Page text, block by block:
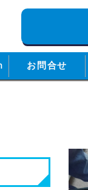
お問合せ